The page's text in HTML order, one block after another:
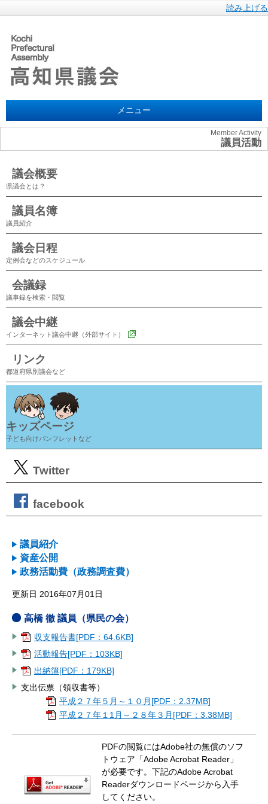
読み上げる
メニュー
Member Activity
議員活動
議会概要
県議会とは？
議員名簿
議員紹介
議会日程
定例会などのスケジュール
会議録
議事録を検索・閲覧
議会中継
インターネット議会中継（外部サイト）
リンク
都道府県別議会など
キッズページ
子ども向けパンフレットなど
Twitter
facebook
議員紹介
資産公開
政務活動費（政務調査費）
更新日 2016年07月01日
高橋 徹 議員（県民の会）
収支報告書[PDF：64.6KB]
活動報告[PDF：103KB]
出納簿[PDF：179KB]
支出伝票（領収書等）
平成２７年５月～１０月[PDF：2.37MB]
平成２７年１1月～２８年３月[PDF：3.38MB]
PDFの閲覧にはAdobe社の無償のソフ
トウェア「Adobe Acrobat Reader」
が必要です。下記のAdobe Acrobat
Readerダウンロードページから入手
してください。